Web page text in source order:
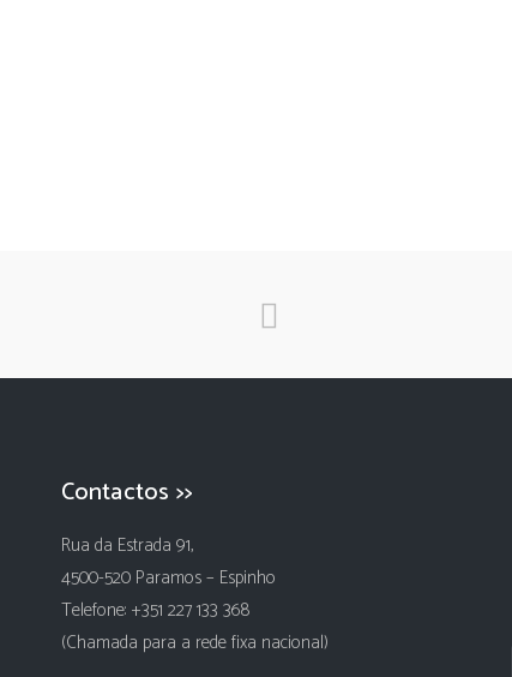
Contactos >>
Rua da Estrada 91,
4500-520 Paramos – Espinho
Telefone: +351 227 133 368
(Chamada para a rede fixa nacional)